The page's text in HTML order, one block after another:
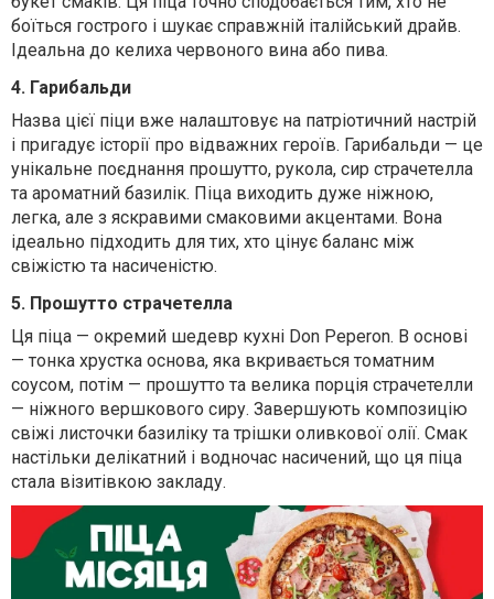
боїться гострого і шукає справжній італійський драйв.
Ідеальна до келиха червоного вина або пива.
4. Гарибальди
Назва цієї піци вже налаштовує на патріотичний настрій
і пригадує історії про відважних героїв. Гарибальди — це
унікальне поєднання прошутто, рукола, сир страчетелла
та ароматний базилік. Піца виходить дуже ніжною,
легка, але з яскравими смаковими акцентами. Вона
ідеально підходить для тих, хто цінує баланс між
свіжістю та насиченістю.
5. Прошутто страчетелла
Ця піца — окремий шедевр кухні Don Peperon. В основі
— тонка хрустка основа, яка вкривається томатним
соусом, потім — прошутто та велика порція страчетелли
— ніжного вершкового сиру. Завершують композицію
свіжі листочки базиліку та трішки оливкової олії. Смак
настільки делікатний і водночас насичений, що ця піца
стала візитівкою закладу.